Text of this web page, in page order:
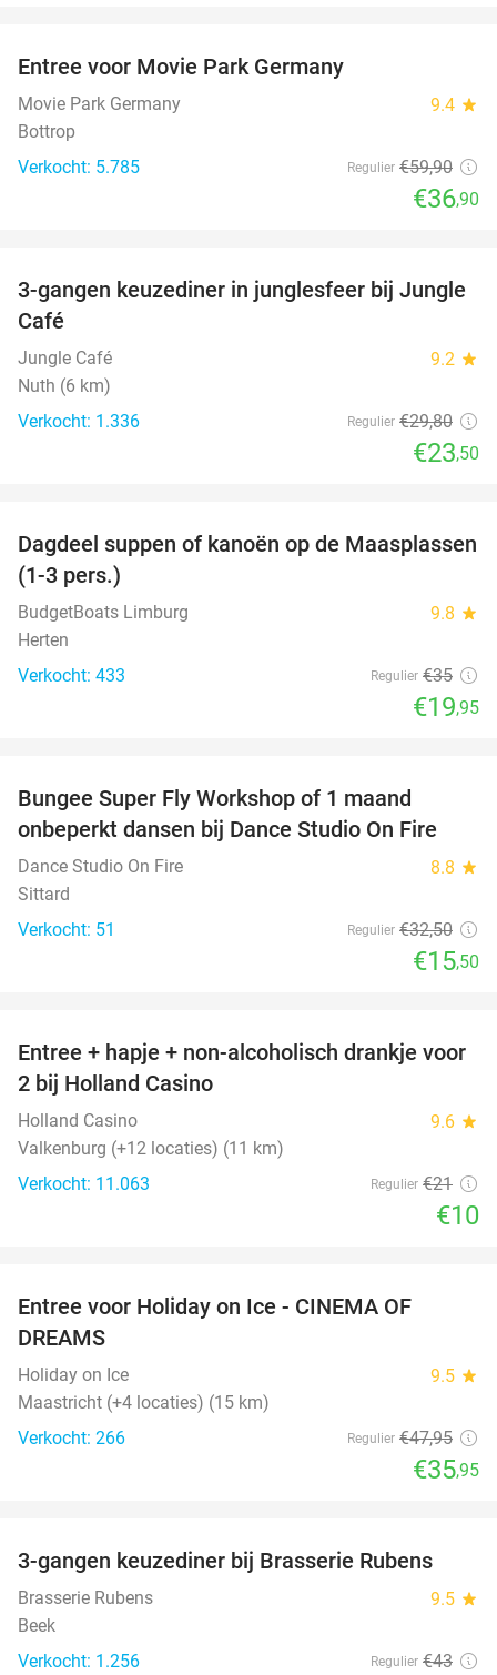
Entree voor Movie Park Germany
Movie Park Germany 9.4 star
Bottrop
Verkocht: 5.785
Regulier €59,90
€36,90
21%
3-gangen keuzediner in junglesfeer bij Jungle
Café
Jungle Café 9.2 star
Nuth (6 km)
Verkocht: 1.336
Regulier €29,80
€23,50
43%
Dagdeel suppen of kanoën op de Maasplassen
(1-3 pers.)
BudgetBoats Limburg 9.8 star
Herten
Verkocht: 433
Regulier €35
€19,95
Bungee Super Fly Workshop of 1 maand
onbeperkt dansen bij Dance Studio On Fire
Dance Studio On Fire 8.8 star
Sittard
Verkocht: 51
Regulier €32,50
€15,50
52%
Entree + hapje + non-alcoholisch drankje voor
2 bij Holland Casino
Holland Casino 9.6 star
Valkenburg (+12 locaties) (11 km)
Verkocht: 11.063
Regulier €21
€10
Entree voor Holiday on Ice - CINEMA OF
DREAMS
Holiday on Ice 9.5 star
Maastricht (+4 locaties) (15 km)
Verkocht: 266
Regulier €47,95
€35,95
42%
3-gangen keuzediner bij Brasserie Rubens
Brasserie Rubens 9.5 star
Beek
Verkocht: 1.256
Regulier €43